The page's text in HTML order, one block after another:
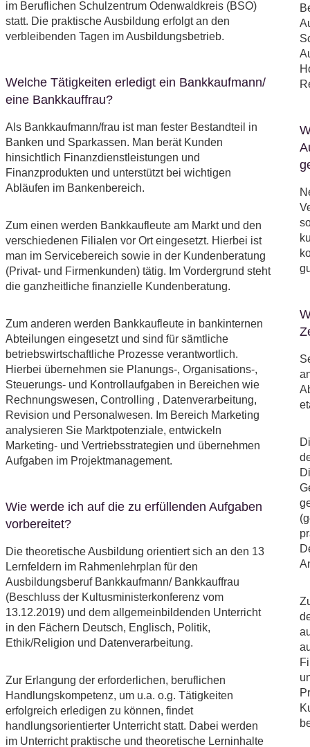
im Beruflichen Schulzentrum Odenwaldkreis (BSO)
statt. Die praktische Ausbildung erfolgt an den
verbleibenden Tagen im Ausbildungsbetrieb.
Welche Tätigkeiten erledigt ein Bankkaufmann/
eine Bankkauffrau?
Als Bankkaufmann/frau ist man fester Bestandteil in
Banken und Sparkassen. Man berät Kunden
hinsichtlich Finanzdienstleistungen und
Finanzprodukten und unterstützt bei wichtigen
Abläufen im Bankenbereich.
Zum einen werden Bankkaufleute am Markt und den
verschiedenen Filialen vor Ort eingesetzt. Hierbei ist
man im Servicebereich sowie in der Kundenberatung
(Privat- und Firmenkunden) tätig. Im Vordergrund steht
die ganzheitliche finanzielle Kundenberatung.
Zum anderen werden Bankkaufleute in bankinternen
Abteilungen eingesetzt und sind für sämtliche
betriebswirtschaftliche Prozesse verantwortlich.
Hierbei übernehmen sie Planungs-, Organisations-,
Steuerungs- und Kontrollaufgaben in Bereichen wie
Rechnungswesen, Controlling , Datenverarbeitung,
Revision und Personalwesen. Im Bereich Marketing
analysieren Sie Marktpotenziale, entwickeln
Marketing- und Vertriebsstrategien und übernehmen
Aufgaben im Projektmanagement.
Wie werde ich auf die zu erfüllenden Aufgaben
vorbereitet?
Die theoretische Ausbildung orientiert sich an den 13
Lernfeldern im Rahmenlehrplan für den
Ausbildungsberuf Bankkaufmann/ Bankkauffrau
(Beschluss der Kultusministerkonferenz vom
13.12.2019) und dem allgemeinbildenden Unterricht
in den Fächern Deutsch, Englisch, Politik,
Ethik/Religion und Datenverarbeitung.
Zur Erlangung der erforderlichen, beruflichen
Handlungskompetenz, um u.a. o.g. Tätigkeiten
erfolgreich erledigen zu können, findet
handlungsorientierter Unterricht statt. Dabei werden
im Unterricht praktische und theoretische Lerninhalte